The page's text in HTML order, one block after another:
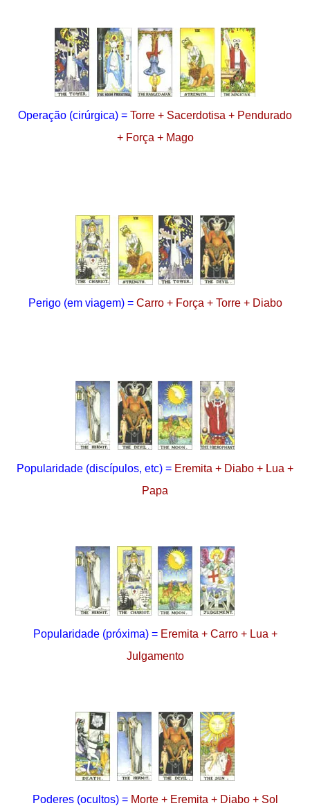
Operação (cirúrgica) = Torre + Sacerdotisa + Pendurado
+ Força + Mago
Perigo (em viagem)= Carro + Força + Torre + Diabo
Popularidade (discípulos, etc) = Eremita + Diabo + Lua +
Papa
Popularidade (próxima)= Eremita + Carro + Lua +
Julgamento
Poderes(ocultos)= Morte + Eremita + Diabo + Sol